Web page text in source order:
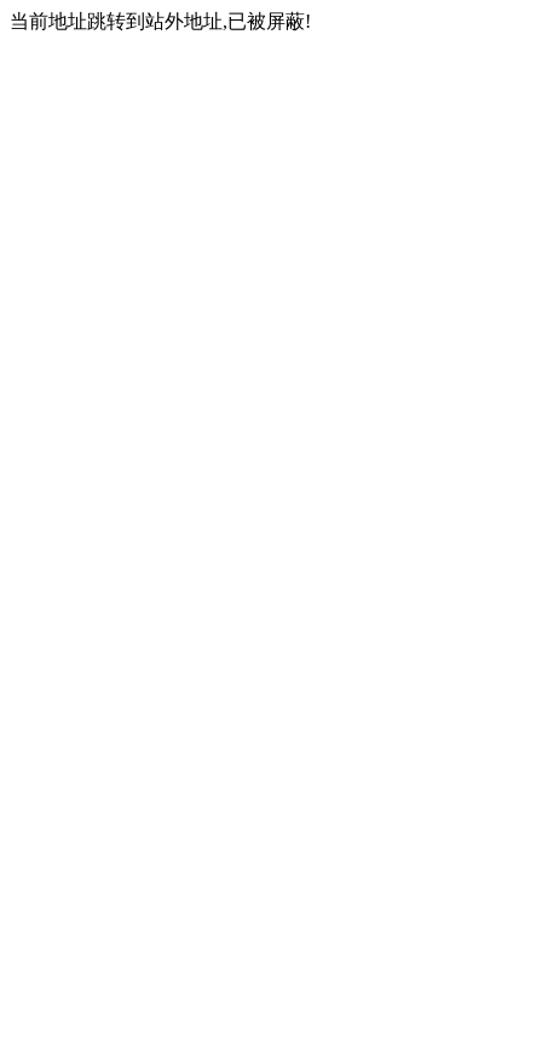
当前地址跳转到站外地址,已被屏蔽!